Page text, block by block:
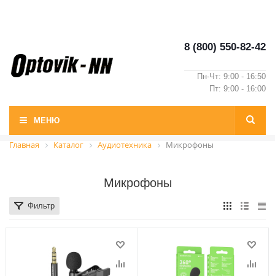
8 (800) 550-82-42
Пн-Чт: 9:00 - 16:50
Пт: 9:00 - 16:00
МЕНЮ
Главная Каталог Аудиотехника Микрофоны
Микрофоны
Фильтр